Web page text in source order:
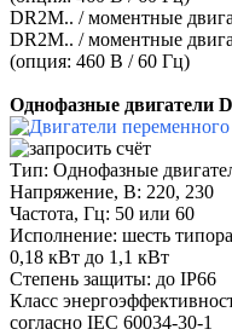
DR2M.. / моментные
DR2M.. / моментные
(опция: 460 В / 60 Гц)
Однофазные двигатели
Тип: Однофазные
Напряжение, В: 220, 230
Частота, Гц: 50 или 60
Исполнение: шесть
0,18 кВт до 1,1 кВт
Степень защиты: до IP66
Класс
согласно IEC 60034-30-1